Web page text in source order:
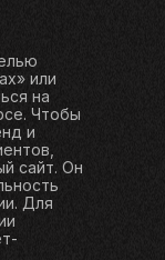
или
на
Чтобы
и
сайт. Он
Для